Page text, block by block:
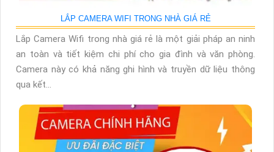
LẮP CAMERA WIFI TRONG NHÀ GIÁ RẺ
Lắp Camera Wifi trong nhà giá rẻ là một giải pháp an ninh
an toàn và tiết kiệm chi phí cho gia đình và văn phòng.
Camera này có khả năng ghi hình và truyền dữ liệu thông
qua kết...